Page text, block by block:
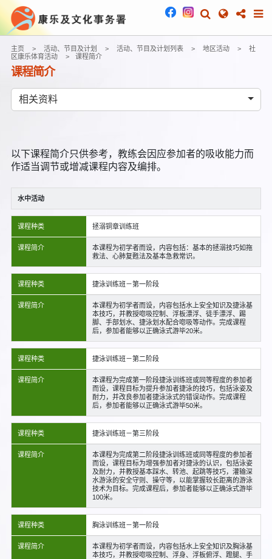
主页 活动、节目及计划 活动、节目及计划列表 地区活动
社
区康乐体育活动
课程简介
课程简介
相关资料
以下课程简介只供参考，教练会因应参加者的吸收能力而
作适当调节或增减课程内容及编排。
水中活动
课程种类 拯溺铜章训练班
课程简介
本课程为初学者而设，内容包括：基本的拯溺技巧如拖
救法、心肺复甦法及基本急救常识。
课程种类 捷泳训练班－第一阶段
课程简介
本课程为初学者而设，内容包括水上安全知识及捷泳基
本技巧，并教授唿吸控制、浮板漂浮、徒手漂浮、踢
脚、手部划水、捷泳划水配合唿吸等动作。完成课程
后，参加者能够以正确泳式游毕20米。
课程种类 捷泳训练班－第二阶段
课程简介
本课程为完成第一阶段捷泳训练班或同等程度的参加者
而设，课程目标为提升参加者捷泳的技巧，包括泳姿及
耐力，并改良参加者捷泳泳式的错误动作。完成课程
后，参加者能够以正确泳式游毕50米。
课程种类 捷泳训练班－第三阶段
课程简介
本课程为完成第二阶段捷泳训练班或同等程度的参加者
而设，课程目标为增强参加者对捷泳的认识，包括泳姿
及耐力，并教授基本踩水、转池、起跳等技巧，灌输深
水游泳的安全守则、操守等，以能掌握较长距离的游泳
技术为目标。完成课程后，参加者能够以正确泳式游毕
100米。
课程种类 胸泳训练班－第一阶段
课程简介
本课程为初学者而设，内容包括水上安全知识及胸泳基
本技巧，并教授唿吸控制、浮身、浮板俯浮、蹬腿、手